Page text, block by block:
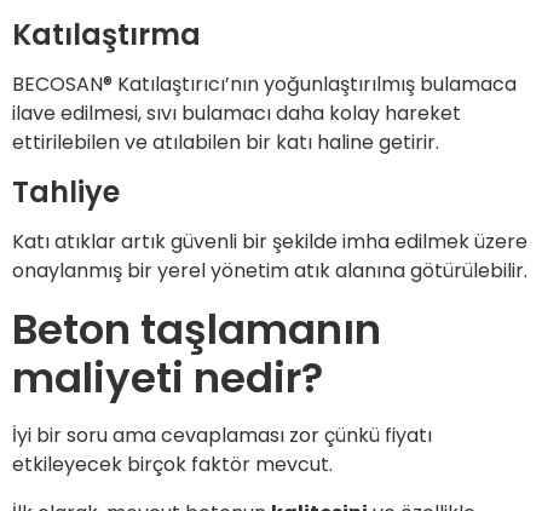
Katılaştırma
BECOSAN® Katılaştırıcı’nın yoğunlaştırılmış bulamaca
ilave edilmesi, sıvı bulamacı daha kolay hareket
ettirilebilen ve atılabilen bir katı haline getirir.
Tahliye
Katı atıklar artık güvenli bir şekilde imha edilmek üzere
onaylanmış bir yerel yönetim atık alanına götürülebilir.
Beton taşlamanın
maliyeti nedir?
İyi bir soru ama cevaplaması zor çünkü fiyatı
etkileyecek birçok faktör mevcut.